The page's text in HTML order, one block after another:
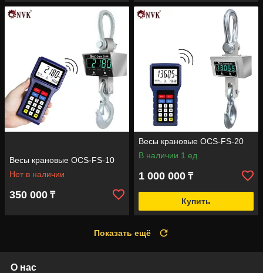
Весы крановые OCS-FS-10
Нет в наличии
350 000 ₸
Весы крановые OCS-FS-20
В наличии 1 ед.
1 000 000 ₸
Купить
Показать ещё
О нас